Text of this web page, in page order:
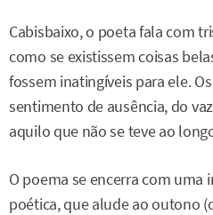
Cabisbaixo, o poeta fala com
como se existissem coisas
fossem inatingíveis para ele.
sentimento de ausência, do
aquilo que não se teve ao
O poema se encerra com
poética, que alude ao outono